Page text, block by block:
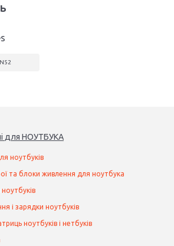
N52
для НОУТБУКА
ноутбуків
та блоки живлення для ноутбука
і зарядки ноутбуків
ноутбуків і нетбуків